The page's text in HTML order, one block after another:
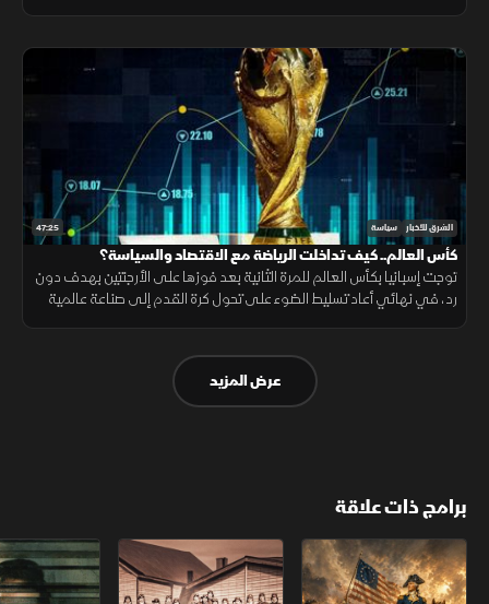
47:25 الشرق للأخبار سياسة
كأس العالم.. كيف تداخلت الرياضة مع الاقتصاد والسياسة؟
توجت إسبانيا بكأس العالم للمرة الثانية بعد فوزها على الأرجنتين بهدف دون
رد، في نهائي أعاد تسليط الضوء على تحول كرة القدم إلى صناعة عالمية
عرض المزيد
برامج ذات علاقة
الثورة الأميركية الكاميكاز.. تاريخ مجهول عودة الدجال